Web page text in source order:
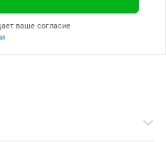
ваше согласие